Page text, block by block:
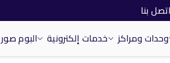
اتصل بنا
وحدات ومراكز خدمات إلكترونية البوم صور